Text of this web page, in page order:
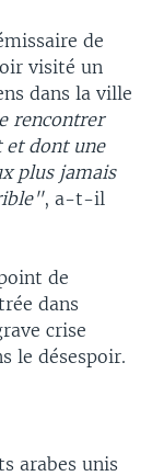
de
visité un
dans la ville
rencontrer
et dont une
plus jamais
, a-t-il
de
dans
crise
le désespoir.
arabes unis